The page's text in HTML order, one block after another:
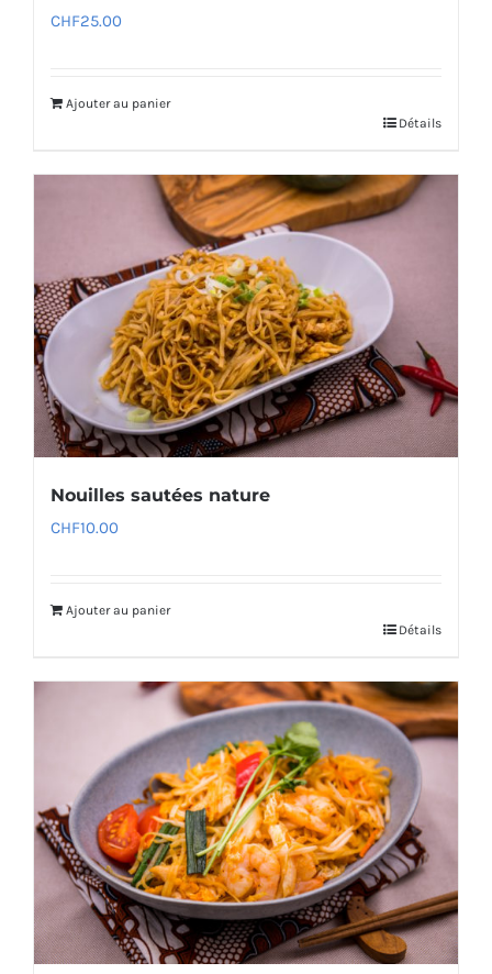
CHF25.00
Ajouter au panier
Détails
Nouilles sautées nature
CHF10.00
Ajouter au panier
Détails